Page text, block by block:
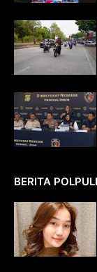
BERITA